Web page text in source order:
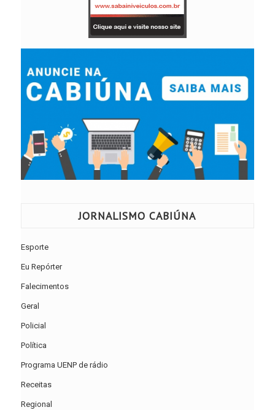
JORNALISMO CABIÚNA
Esporte
Eu Repórter
Falecimentos
Geral
Policial
Política
Programa UENP de rádio
Receitas
Regional